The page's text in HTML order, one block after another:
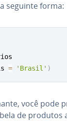
seguinte forma:
= 'Brasil' )
você pode
de produtos